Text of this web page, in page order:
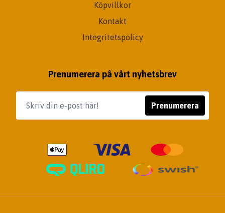
Köpvillkor
Kontakt
Integritetspolicy
Prenumerera på vårt nyhetsbrev
Prenumerera